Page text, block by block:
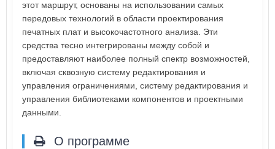
этот маршрут, основаны на использовании самых
передовых технологий в области проектирования
печатных плат и высокочастотного анализа. Эти
средства тесно интегрированы между собой и
предоставляют наиболее полный спектр возможностей,
включая сквозную систему редактирования и
управления ограничениями, систему редактирования и
управления библиотеками компонентов и проектными
данными.
О программе